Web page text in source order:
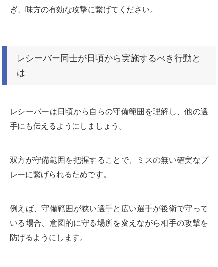
ぎ、味方の有効な攻撃に繋げてください。
レシーバー同士が日頃から実施するべき行動と
は
レシーバーは日頃から自らの守備範囲を理解し、他の選
手にも伝えるようにしましょう。
双方が守備範囲を把握することで、ミスの無い確実なプ
レーに繋げられるためです。
例えば、守備範囲が狭い選手と広い選手が後衛で守って
いる場合、意図的に守る場所を変えながら相手の攻撃を
防げるようにします。